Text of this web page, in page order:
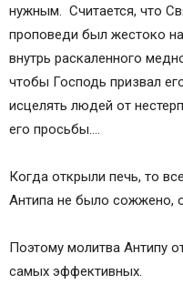
зубы
Самая короткая и
обращение к
Вторая, не менее
Богородице
Третья, прошение
Видео молитва от
Молитва от зубной
Сильная молитва от
Московской
нужным. Считается, что
проповеди был жестоко
внутрь раскаленного
чтобы Господь призвал
исцелять людей от
его просьбы….
Когда открыли печь, то
Антипа не было сожжено,
Поэтому молитва Антипу
самых эффективных.